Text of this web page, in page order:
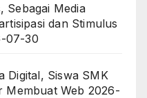
Sebagai Media
dan Stimulus
07-30
Digital, Siswa SMK
Membuat Web 2026-